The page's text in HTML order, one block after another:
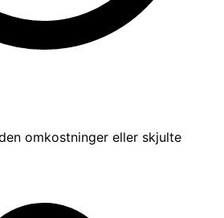
omkostninger eller skjulte